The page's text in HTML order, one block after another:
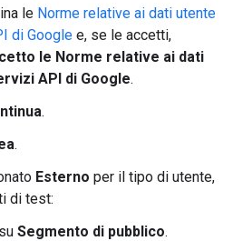
le Norme relative ai dati utente
di Google e, se le accetti,
le Norme relative ai dati
API di Google.
.
.
Esterno per il tipo di utente,
di test:
Segmento di pubblico.